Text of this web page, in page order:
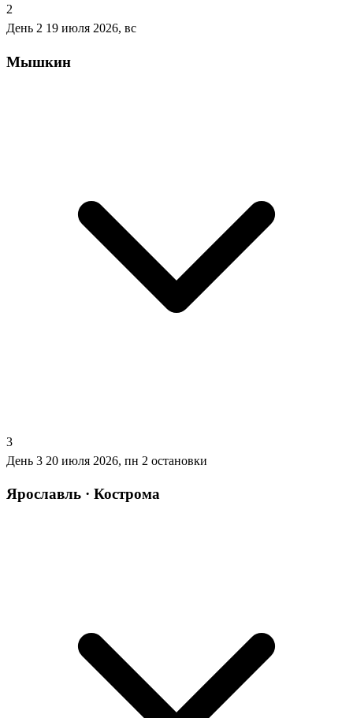
2
День 2 19 июля 2026, вс
Мышкин
3
День 3 20 июля 2026, пн 2 остановки
Ярославль · Кострома